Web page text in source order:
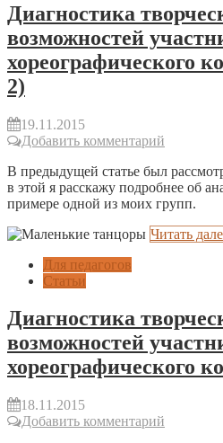
Диагностика
возможностей
хореографического
2)
19.11.2015
Добавить комментарий
В предыдущей статье был
в этой я расскажу подробнее об
примере одной из моих групп.
Читать
Для педагогов
Статьи
Диагностика
возможностей
хореографического
18.11.2015
Добавить комментарий